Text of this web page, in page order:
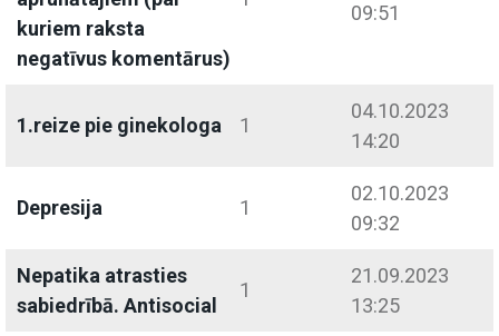
kuriem raksta
negatīvus komentārus)
09:51
1.reize pie ginekologa 1
04.10.2023
14:20
Depresija 1
02.10.2023
09:32
Nepatika atrasties
sabiedrībā. Antisocial
1
21.09.2023
13:25